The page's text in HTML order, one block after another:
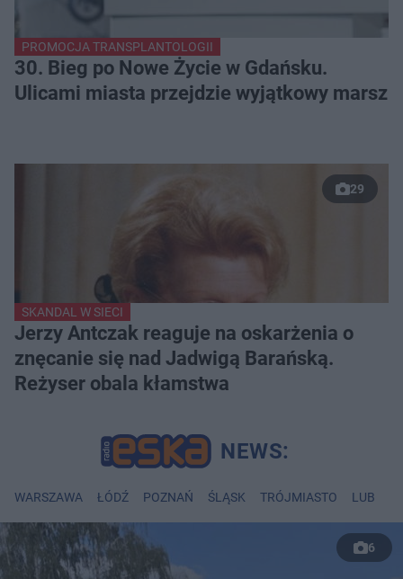
PROMOCJA TRANSPLANTOLOGII
30. Bieg po Nowe Życie w Gdańsku.
Ulicami miasta przejdzie wyjątkowy marsz
29
SKANDAL W SIECI
Jerzy Antczak reaguje na oskarżenia o
znęcanie się nad Jadwigą Barańską.
Reżyser obala kłamstwa
WARSZAWA ŁÓDŹ POZNAŃ ŚLĄSK TRÓJMIASTO LUBLIN
6